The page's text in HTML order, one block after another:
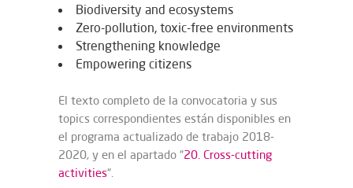
Biodiversity and ecosystems
Zero-pollution, toxic-free environments
Strengthening knowledge
Empowering citizens
El texto completo de la convocatoria y sus
topics correspondientes están disponibles en
el programa actualizado de trabajo 2018-
2020, y en el apartado “20. Cross-cutting
activities“.